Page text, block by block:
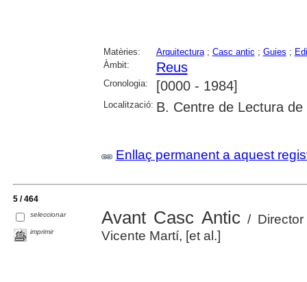
Matèries: Arquitectura; Casc antic ; Guies ;
Àmbit:
Reus
Cronologia: [0000 - 1984]
Localització: B. Centre de Lectura de
Enllaç permanent a aquest
5 / 464
seleccionar
imprimir
Avant Casc Antic /
Vicente Martí, [et al.]